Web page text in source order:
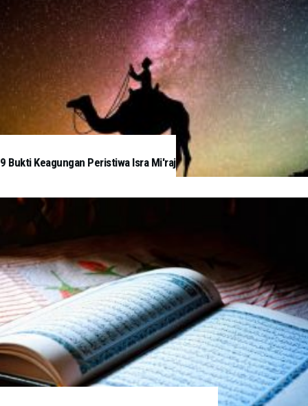
9 Bukti Keagungan Peristiwa Isra Mi'raj